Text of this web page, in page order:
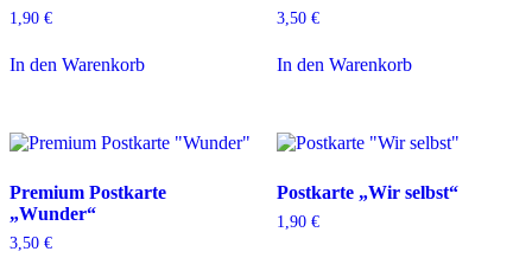
1,90 €
In den Warenkorb
3,50 €
In den Warenkorb
Premium Postkarte
„Wunder“
3,50 €
Postkarte „Wir selbst“
1,90 €